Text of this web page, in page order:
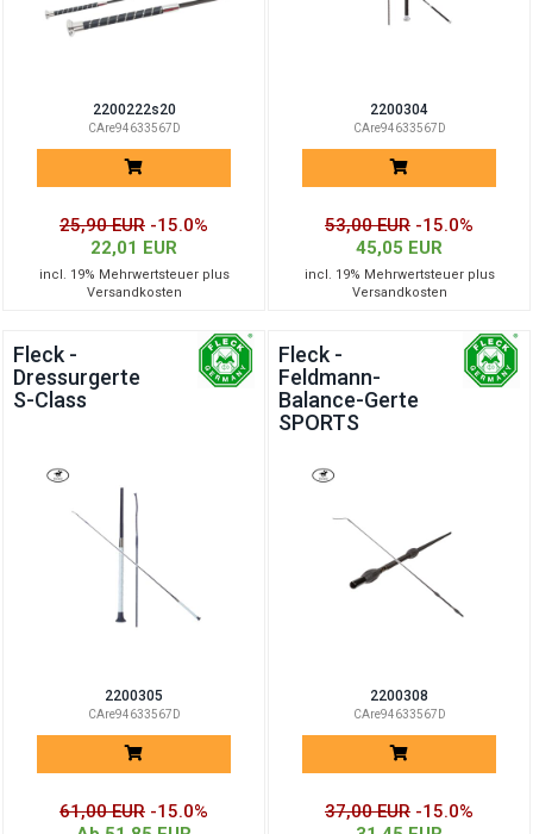
2200222s20
CAre94633567D
25,90 EUR -15.0%
22,01 EUR
incl. 19% Mehrwertsteuer plus
Versandkosten
2200304
CAre94633567D
53,00 EUR -15.0%
45,05 EUR
incl. 19% Mehrwertsteuer plus
Versandkosten
Fleck -
Dressurgerte
S-Class
2200305
CAre94633567D
61,00 EUR -15.0%
Fleck -
Feldmann-
Balance-Gerte
SPORTS
2200308
CAre94633567D
37,00 EUR -15.0%